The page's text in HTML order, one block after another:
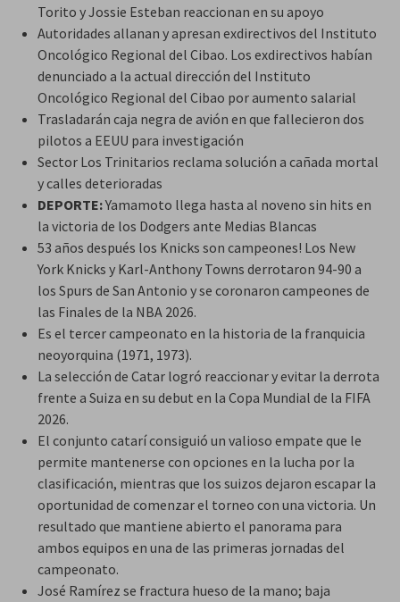
Torito y Jossie Esteban reaccionan en su apoyo
Autoridades allanan y apresan exdirectivos del Instituto
Oncológico Regional del Cibao. Los exdirectivos habían
denunciado a la actual dirección del Instituto
Oncológico Regional del Cibao por aumento salarial
Trasladarán caja negra de avión en que fallecieron dos
pilotos a EEUU para investigación
Sector Los Trinitarios reclama solución a cañada mortal
y calles deterioradas
DEPORTE:Yamamoto llega hasta al noveno sin hits en
la victoria de los Dodgers ante Medias Blancas
53 años después los Knicks son campeones! Los New
York Knicks y Karl-Anthony Towns derrotaron 94-90 a
los Spurs de San Antonio y se coronaron campeones de
las Finales de la NBA 2026.
Es el tercer campeonato en la historia de la franquicia
neoyorquina (1971, 1973).
La selección de Catar logró reaccionar y evitar la derrota
frente a Suiza en su debut en la Copa Mundial de la FIFA
2026.
El conjunto catarí consiguió un valioso empate que le
permite mantenerse con opciones en la lucha por la
clasificación, mientras que los suizos dejaron escapar la
oportunidad de comenzar el torneo con una victoria. Un
resultado que mantiene abierto el panorama para
ambos equipos en una de las primeras jornadas del
campeonato.
José Ramírez se fractura hueso de la mano; baja